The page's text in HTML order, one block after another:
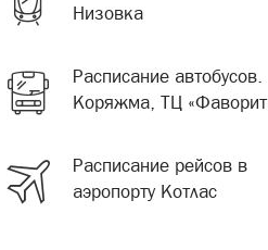
Низовка
Расписание автобусов.
Коряжма, ТЦ
Расписание рейсов в
аэропорту Котлас